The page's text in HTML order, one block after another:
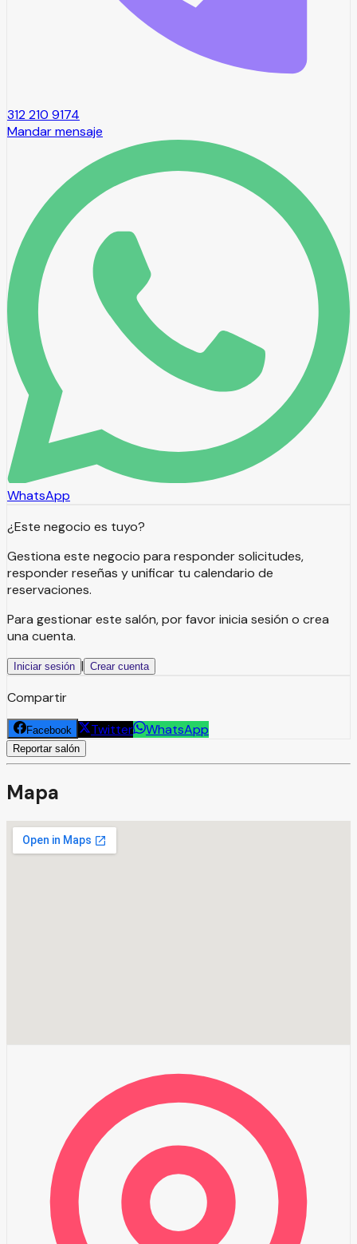
312 210 9174
Mandar mensaje
WhatsApp
¿Este negocio es tuyo?
Gestiona este negocio para responder solicitudes,
responder reseñas y unificar tu calendario de
reservaciones.
Para gestionar este salón, por favor inicia sesión o crea
una cuenta.
Iniciar sesión | Crear cuenta
Compartir
Facebook Twitter WhatsApp
Reportar salón
Mapa